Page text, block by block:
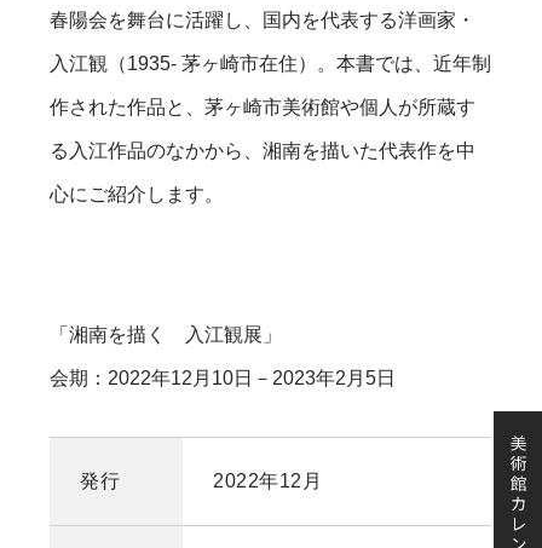
春陽会を舞台に活躍し、国内を代表する洋画家・
入江観（1935- 茅ヶ崎市在住）。本書では、近年制
作された作品と、茅ヶ崎市美術館や個人が所蔵す
る入江作品のなかから、湘南を描いた代表作を中
心にご紹介します。
「湘南を描く 入江観展」
会期：2022年12月10日－2023年2月5日
発行 2022年12月